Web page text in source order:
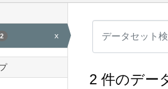
2 x
2 件のデー